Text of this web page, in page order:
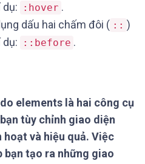
:hover .
dấu hai chấm đôi ( :: )
::before .
elements là hai công cụ
tùy chỉnh giao diện
và hiệu quả. Việc
bạn tạo ra những giao